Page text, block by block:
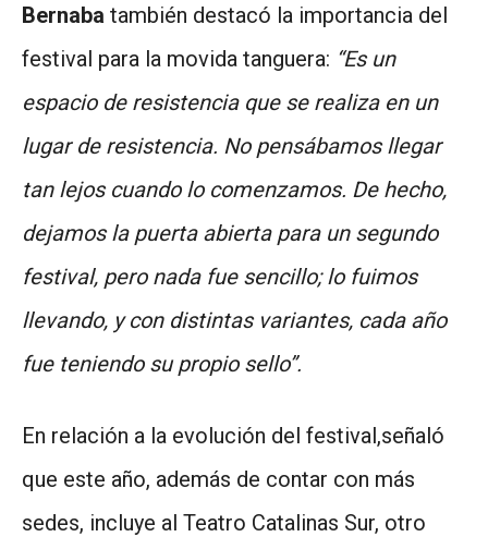
Bernaba también destacó la importancia del
festival para la movida tanguera: “Es un
espacio de resistencia que se realiza en un
lugar de resistencia. No pensábamos llegar
tan lejos cuando lo comenzamos. De hecho,
dejamos la puerta abierta para un segundo
festival, pero nada fue sencillo; lo fuimos
llevando, y con distintas variantes, cada año
fue teniendo su propio sello”.
En relación a la evolución del festival,señaló
que este año, además de contar con más
sedes, incluye al Teatro Catalinas Sur, otro